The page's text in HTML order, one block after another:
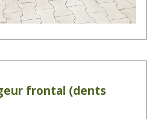
frontal (dents